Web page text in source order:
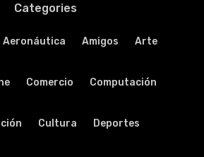
Categories
Aeronáutica Amigos Arte
Comercio Computación
Cultura Deportes